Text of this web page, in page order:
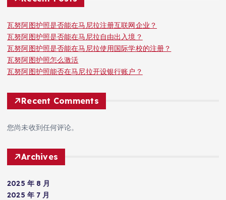
瓦努阿图护照是否能在马尼拉注册互联网企业？
瓦努阿图护照是否能在马尼拉自由出入境？
瓦努阿图护照是否能在马尼拉使用国际学校的注册？
瓦努阿图护照怎么激活
瓦努阿图护照能否在马尼拉开设银行账户？
Recent Comments
您尚未收到任何评论。
Archives
2025 年 8 月
2025 年 7 月